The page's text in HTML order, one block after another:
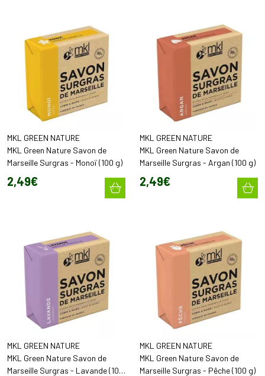
MKL GREEN NATURE
MKL Green Nature Savon de
Marseille Surgras - Monoï (100 g)
2,49€
MKL GREEN NATURE
MKL Green Nature Savon de
Marseille Surgras - Argan (100 g)
2,49€
MKL GREEN NATURE
MKL Green Nature Savon de
Marseille Surgras - Lavande (100
MKL GREEN NATURE
MKL Green Nature Savon de
Marseille Surgras - Pêche (100 g)